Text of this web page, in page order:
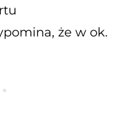
że w ok.